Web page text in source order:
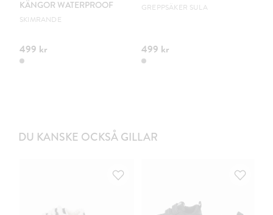
KÄNGOR WATERPROOF
SKIMRANDE
499 kr
GREPPSÄKER SULA
499 kr
DU KANSKE OCKSÅ GILLAR